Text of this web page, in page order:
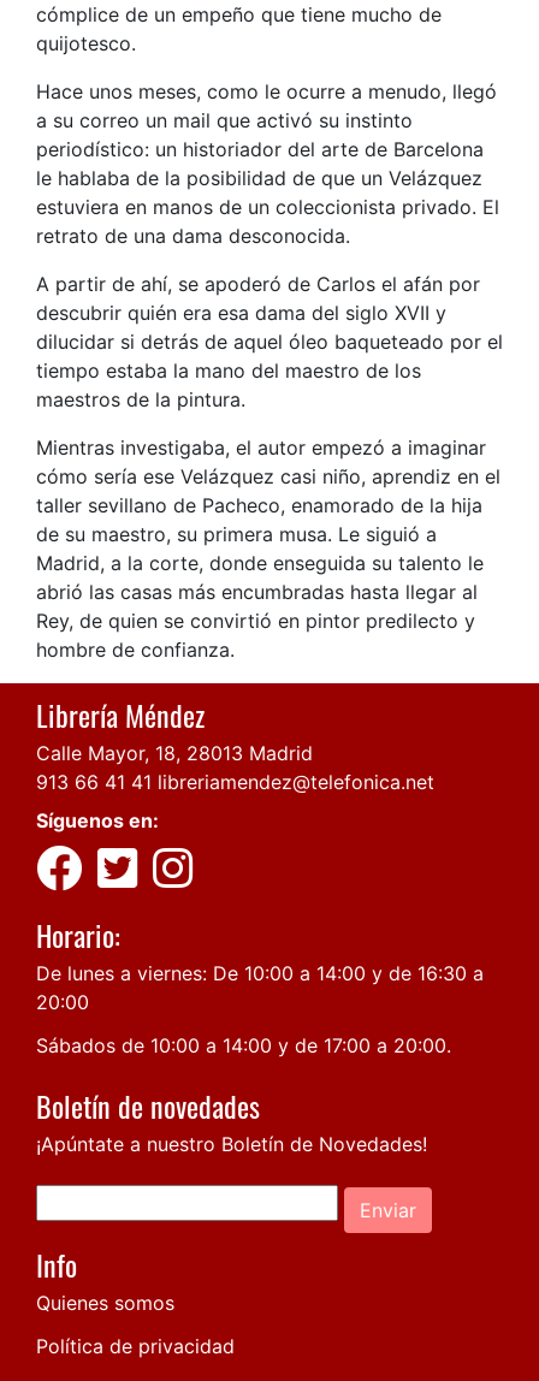
cómplice de un empeño que tiene mucho de
quijotesco.
Hace unos meses, como le ocurre a menudo, llegó
a su correo un mail que activó su instinto
periodístico: un historiador del arte de Barcelona
le hablaba de la posibilidad de que un Velázquez
estuviera en manos de un coleccionista privado. El
retrato de una dama desconocida.
A partir de ahí, se apoderó de Carlos el afán por
descubrir quién era esa dama del siglo XVII y
dilucidar si detrás de aquel óleo baqueteado por el
tiempo estaba la mano del maestro de los
maestros de la pintura.
Mientras investigaba, el autor empezó a imaginar
cómo sería ese Velázquez casi niño, aprendiz en el
taller sevillano de Pacheco, enamorado de la hija
de su maestro, su primera musa. Le siguió a
Madrid, a la corte, donde enseguida su talento le
abrió las casas más encumbradas hasta llegar al
Rey, de quien se convirtió en pintor predilecto y
hombre de confianza.
Librería Méndez
Calle Mayor, 18, 28013 Madrid
913 66 41 41 libreriamendez@telefonica.net
Síguenos en:
Horario:
De lunes a viernes: De 10:00 a 14:00 y de 16:30 a
20:00
Sábados de 10:00 a 14:00 y de 17:00 a 20:00.
Boletín de novedades
¡Apúntate a nuestro Boletín de Novedades!
Enviar
Info
Quienes somos
Política de privacidad